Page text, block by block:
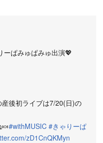
ーぱみゅぱみゅ出演💖
後初ライブは7/20(日)の
#withMUSIC #きゃりーぱ
zD1CnQKMyn